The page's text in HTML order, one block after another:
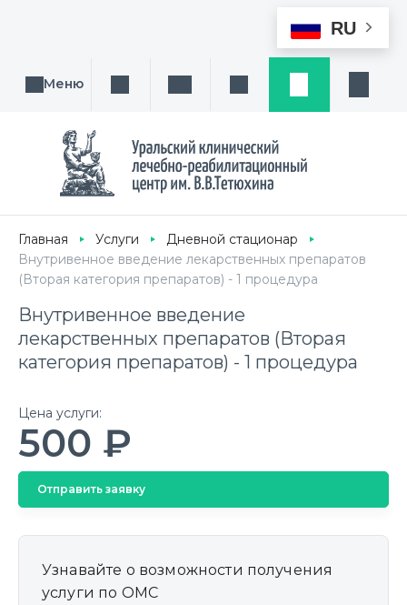
RU
Меню Поиск услуги, направления или врача
Написать намЗаказ звонка
Главная Услуги
Дневной стационар
Внутривенное введение лекарственных препаратов
(Вторая категория препаратов) - 1 процедура
Внутривенное введение
лекарственных препаратов (Вторая
категория препаратов) - 1 процедура
Цена услуги:
500 ₽
Отправить заявку
Узнавайте о возможности получения
услуги по ОМС